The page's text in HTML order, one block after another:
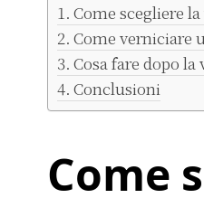
Come scegliere
Come verniciare
Cosa fare dopo
Conclusioni
Come